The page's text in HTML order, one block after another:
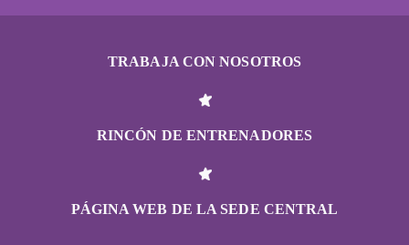
TRABAJA CON NOSOTROS
RINCÓN DE ENTRENADORES
PÁGINA WEB DE LA SEDE CENTRAL